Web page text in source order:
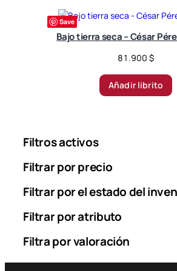
Save
Bajo tierra seca – César
81.900 $
Añadir librito
Filtros activos
Filtrar por precio
Filtrar por el estado del
Filtrar por atributo
Filtra por valoración